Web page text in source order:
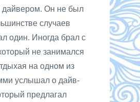
дайвером. Он не был
случаев
один. Иногда брал с
не занимался
на одном из
услышал о дайв-
предлагал